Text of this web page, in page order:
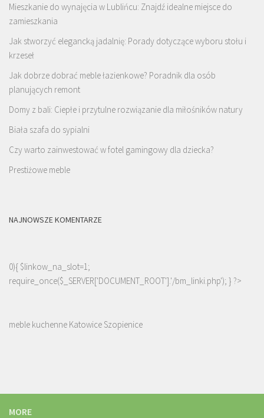
Mieszkanie do wynajęcia w Lublińcu: Znajdź idealne miejsce do
zamieszkania
Jak stworzyć elegancką jadalnię: Porady dotyczące wyboru stołu i
krzeseł
Jak dobrze dobrać meble łazienkowe? Poradnik dla osób
planujących remont
Domy z bali: Ciepłe i przytulne rozwiązanie dla miłośników natury
Biała szafa do sypialni
Czy warto zainwestować w fotel gamingowy dla dziecka?
Prestiżowe meble
NAJNOWSZE KOMENTARZE
0){ $linkow_na_slot=1;
require_once($_SERVER['DOCUMENT_ROOT'].'/bm_linki.php'); } ?>
meble kuchenne Katowice Szopienice
MORE